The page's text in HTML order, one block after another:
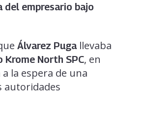
empresario bajo
Álvarez Puga llevaba
North SPC, en
la espera de una
autoridades